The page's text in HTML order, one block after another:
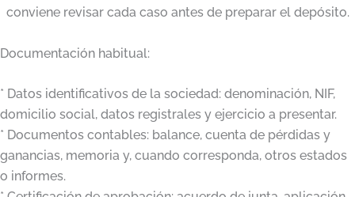
conviene revisar cada caso antes de preparar el depósito.
Documentación habitual:
* Datos identificativos de la sociedad: denominación, NIF,
domicilio social, datos registrales y ejercicio a presentar.
* Documentos contables: balance, cuenta de pérdidas y
ganancias, memoria y, cuando corresponda, otros estados
o informes.